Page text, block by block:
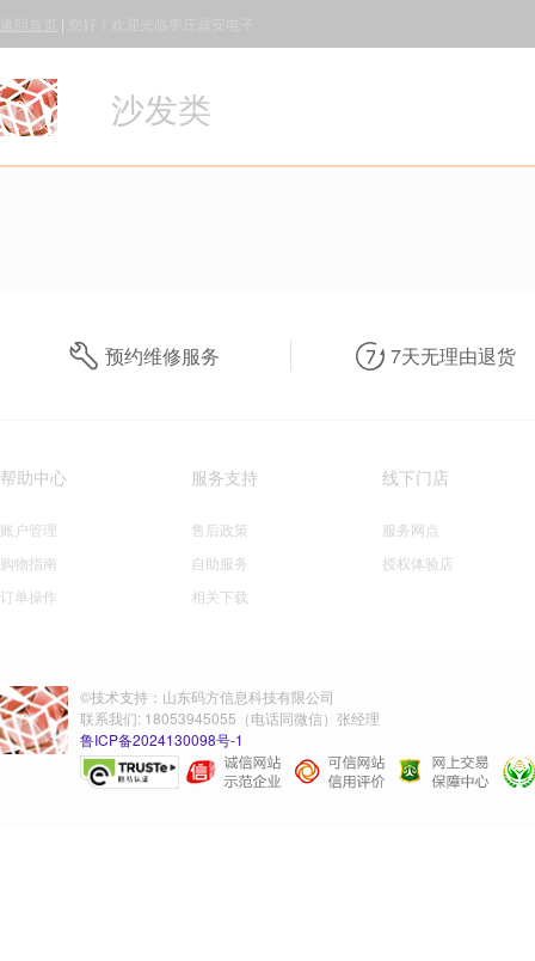
|
沙发类
预约维修服务 7天无理由退货
帮助中心
账户管理
购物指南
订单操作
服务支持
售后政策
自助服务
相关下载
线下门店
服务网点
授权体验店
©技术支持：山东码方信息科技有限公司
联系我们: 18053945055（电话同微信）张经理
鲁ICP备2024130098号-1